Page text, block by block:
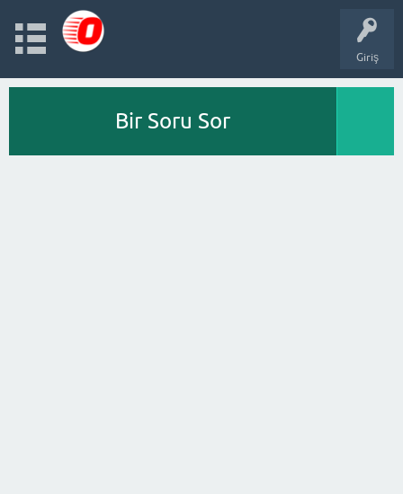
Giriş
Bir Soru Sor